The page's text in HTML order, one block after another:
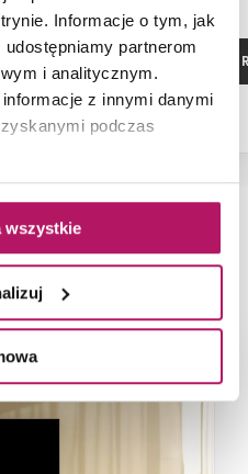
Informacje o tym, jak
partnerom
i analitycznym.
z innymi danymi
podczas
wszystkie
ZOBACZ